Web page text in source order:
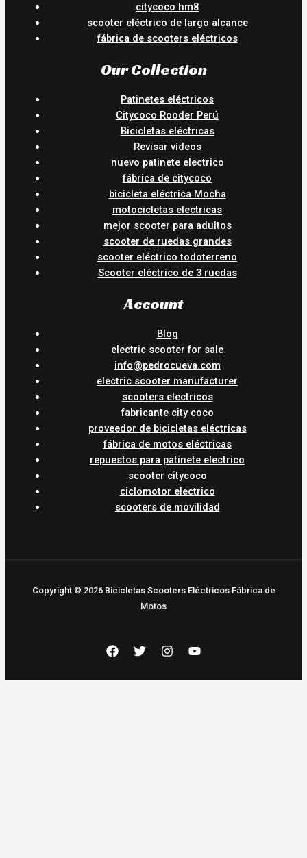
citycoco hm8
scooter eléctrico de largo alcance
fábrica de scooters eléctricos
Our Collection
Patinetes eléctricos
Citycoco Rooder Perú
Bicicletas eléctricas
Revisar vídeos
nuevo patinete electrico
fábrica de citycoco
bicicleta eléctrica Mocha
motocicletas electricas
mejor scooter para adultos
scooter de ruedas grandes
scooter eléctrico todoterreno
Scooter eléctrico de 3 ruedas
Account
Blog
electric scooter for sale
info@pedrocueva.com
electric scooter manufacturer
scooters electricos
fabricante city coco
proveedor de bicicletas eléctricas
fábrica de motos eléctricas
repuestos para patinete electrico
scooter citycoco
ciclomotor electrico
scooters de movilidad
Copyright © 2026 Bicicletas Scooters Eléctricos Fábrica de
Motos